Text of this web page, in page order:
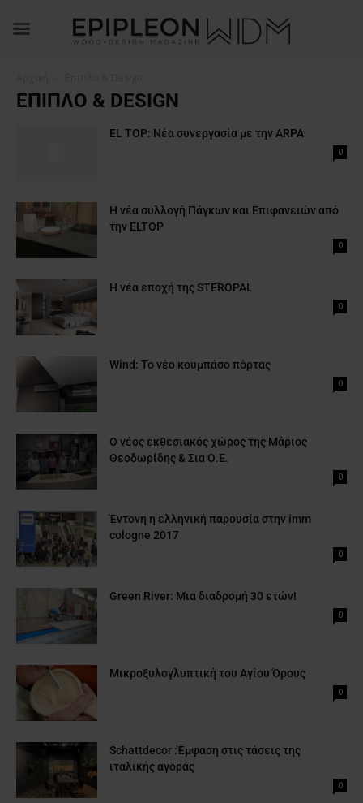
ΈΠΙΠΛΟ & DESIGN
EL TOP: Νέα συνεργασία με την ARPA
0
Η νέα συλλογή Πάγκων και Επιφανειών από
την ELTOP
0
Η νέα εποχή της STEROPAL
0
Wind: Το νέο κουμπάσο πόρτας
0
Ο νέος εκθεσιακός χώρος της Μάριος
Θεοδωρίδης & Σια Ο.Ε.
0
Έντονη η ελληνική παρουσία στην imm
cologne 2017
0
Green River: Mια διαδρομή 30 ετών!
0
Μικροξυλογλυπτική του Αγίου Όρους
0
Schattdecor :Έμφαση στις τάσεις της
ιταλικής αγοράς
0